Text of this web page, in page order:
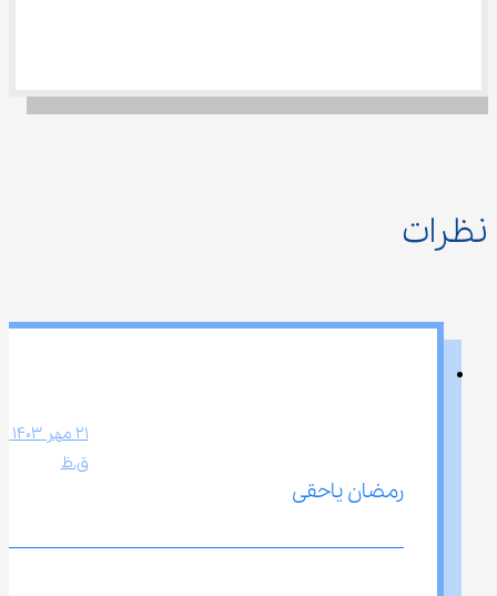
نظرات
رمضان یاحقی
ق.ظ